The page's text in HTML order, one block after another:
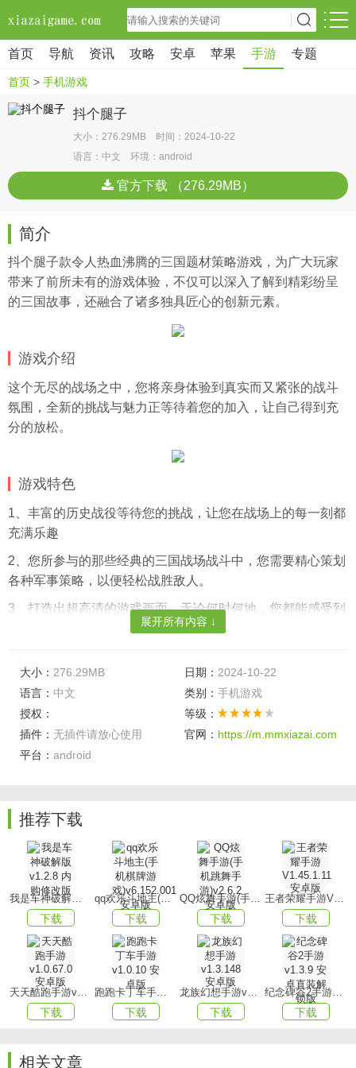
首页 导航 资讯 攻略 安卓 苹果 手游 专题
首页 > 手机游戏
抖个腿子
大小：276.29MB 时间：2024-10-22
语言：中文 环境：android
官方下载 （276.29MB）
简介
抖个腿子款令人热血沸腾的三国题材策略游戏，为广大玩家
带来了前所未有的游戏体验，不仅可以深入了解到精彩纷呈
的三国故事，还融合了诸多独具匠心的创新元素。
游戏介绍
这个无尽的战场之中，您将亲身体验到真实而又紧张的战斗
氛围，全新的挑战与魅力正等待着您的加入，让自己得到充
分的放松。
游戏特色
1、丰富的历史战役等待您的挑战，让您在战场上的每一刻都
充满乐趣
2、您所参与的那些经典的三国战场战斗中，您需要精心策划
各种军事策略，以便轻松战胜敌人。
3、打造出超高清的游戏画面，无论何时何地，您都能感受到
战场上的各种场景以及丰富细腻的背景画面。
1、参与庆典活动可以提升人们对您的忠诚度，不断发展自身
的优势以完成各类任务。
2、游戏中的各种玩法内容新颖且富有吸引力，在任何一场战
斗中，您都有机会赢得更高的荣誉。
软件优势
1、拥有众多实力非凡的武将，您可以根据个人喜好和战略规
划进行招募，组建强大的战队。
2、与其他玩家进行战斗的方式多种多样，三国时期的众多将
领均可自由组合，共同作战。《
3、丰富多样的战斗场景，玩家可以依据个人喜好和战术策略
进行游戏。
软件玩法
到历史战争的残酷与激烈。
展开所有内容 ↓
大小： 276.29MB 日期： 2024-10-22
语言： 中文 类别： 手机游戏
授权：
等级：
插件： 无插件请放心使用 官网： https://m.mmxiazai.com
平台： android
推荐下载
我是车神破解版v1.2.8 内购修改版
下载
qq欢乐斗地主(手机棋牌游戏)v6.152.001安卓版
下载
QQ炫舞手游(手机跳舞手游)v2.6.2 安卓版
下载
王者荣耀手游V1.45.1.11 安卓版
下载
天天酷跑手游v1.0.67.0安卓版
下载
跑跑卡丁车手游v1.0.10 安卓版
下载
龙族幻想手游v1.3.148 安卓版
下载
纪念碑谷2手游v1.3.9 安卓直装解锁版
下载
相关文章